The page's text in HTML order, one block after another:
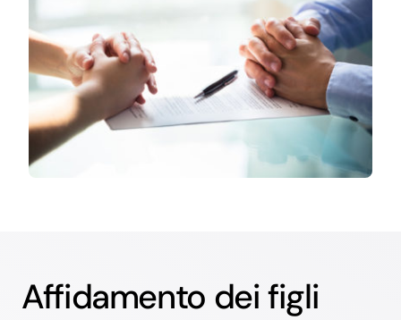
Affidamento dei figli